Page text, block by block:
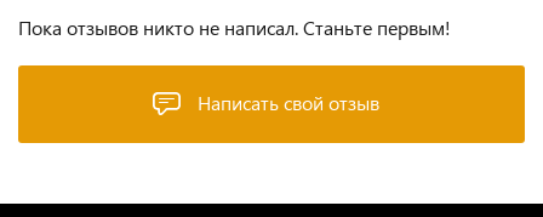
Написать свой отзыв
Пока отзывов никто не написал. Станьте первым!